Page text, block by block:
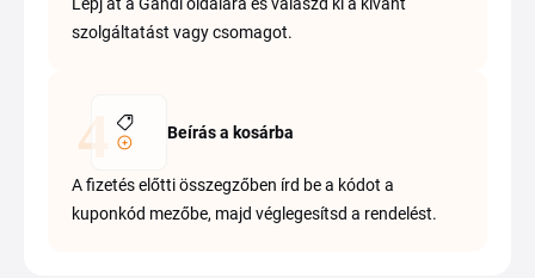
szolgáltatást vagy csomagot.
Beírás a kosárba
A fizetés előtti összegzőben írd be a kódot a
kuponkód mezőbe, majd véglegesítsd a rendelést.